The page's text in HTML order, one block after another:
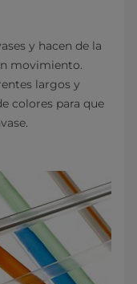
y hacen de la
movimiento.
largos y
colores para que